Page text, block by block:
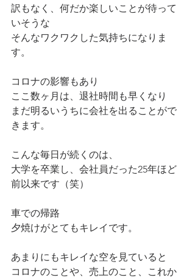
訳もなく、何だか楽しいことが待って
いそうな
そんなワクワクした気持ちになりま
す。
コロナの影響もあり
ここ数ヶ月は、退社時間も早くなり
まだ明るいうちに会社を出ることがで
きます。
こんな毎日が続くのは、
大学を卒業し、会社員だった25年ほど
前以来です（笑）
車での帰路
夕焼けがとてもキレイです。
あまりにもキレイな空を見ていると
コロナのことや、売上のこと、これか